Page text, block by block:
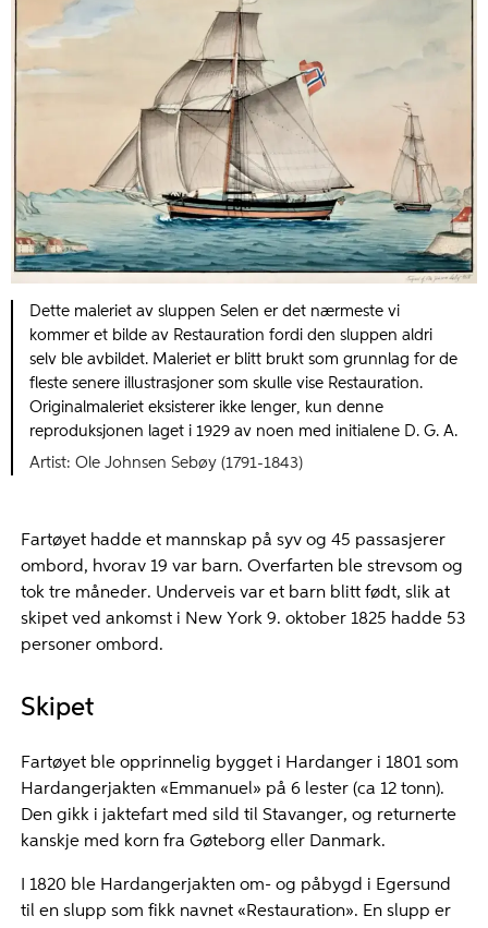
Dette maleriet av sluppen Selen er det nærmeste vi
kommer et bilde av Restauration fordi den sluppen aldri
selv ble avbildet. Maleriet er blitt brukt som grunnlag for de
fleste senere illustrasjoner som skulle vise Restauration.
Originalmaleriet eksisterer ikke lenger, kun denne
reproduksjonen laget i 1929 av noen med initialene D. G. A.
Ole Johnsen Sebøy (1791-1843)
Fartøyet hadde et mannskap på syv og 45 passasjerer
ombord, hvorav 19 var barn. Overfarten ble strevsom og
tok tre måneder. Underveis var et barn blitt født, slik at
skipet ved ankomst i New York 9. oktober 1825 hadde 53
personer ombord.
Skipet
Fartøyet ble opprinnelig bygget i Hardanger i 1801 som
Hardangerjakten «Emmanuel» på 6 lester (ca 12 tonn).
Den gikk i jaktefart med sild til Stavanger, og returnerte
kanskje med korn fra Gøteborg eller Danmark.
I 1820 ble Hardangerjakten om- og påbygd i Egersund
til en slupp som fikk navnet «Restauration». En slupp er